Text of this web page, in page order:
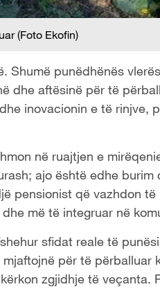
(Foto Ekofin)
Shumë punëdhënës
dhe aftësinë për të
inovacionin e të rinjve,
në ruajtjen e
ajo është edhe burim
pensionist që vazhdon
më të integruar në
sfidat reale të
për të përballuar
zgjidhje të veçanta.